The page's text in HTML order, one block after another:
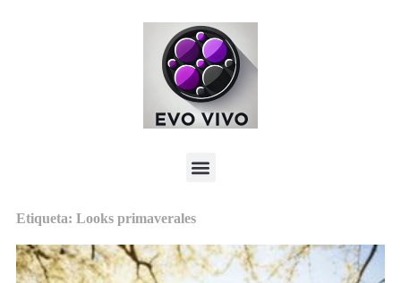
Etiqueta: Looks primaverales